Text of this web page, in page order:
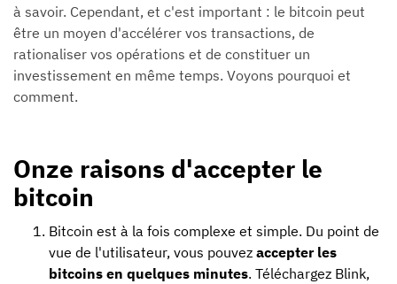
à savoir. Cependant, et c'est important : le bitcoin peut
être un moyen d'accélérer vos transactions, de
rationaliser vos opérations et de constituer un
investissement en même temps. Voyons pourquoi et
comment.
Onze raisons d'accepter le
bitcoin
Bitcoin est à la fois complexe et simple. Du point de
vue de l'utilisateur, vous pouvez accepter les
bitcoins en quelques minutes. Téléchargez Blink,